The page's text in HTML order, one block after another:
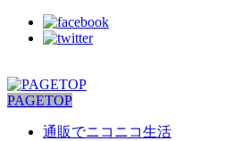
PAGETOP
通販でニコニコ生活